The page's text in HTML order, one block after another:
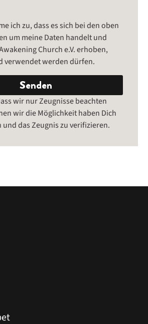
ich zu, dass es sich bei den oben
um meine Daten handelt und
Church e.V. erhoben,
verwendet werden dürfen.
Senden
wir nur Zeugnisse beachten
wir die Möglichkeit haben Dich
das Zeugnis zu verifizieren.